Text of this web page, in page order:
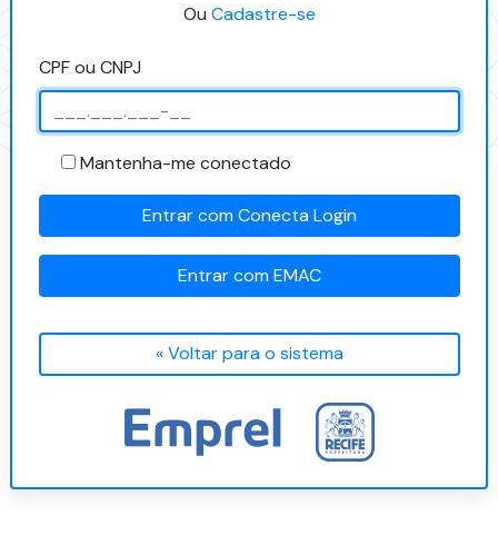
Ou Cadastre-se
CPF ou CNPJ
Mantenha-me conectado
Entrar com Conecta Login
Entrar com EMAC
« Voltar para o sistema